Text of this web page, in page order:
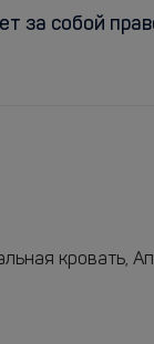
за собой
кровать,